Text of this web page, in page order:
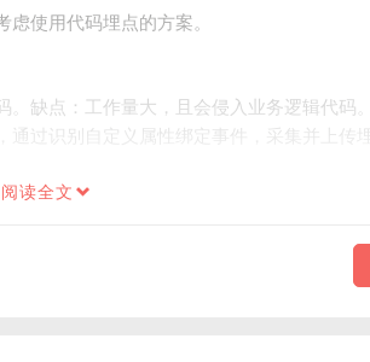
使用代码埋点的方案。
缺点：工作量大，且会侵入业务逻辑代码。
过识别自定义属性绑定事件，采集并上传
阅读全文